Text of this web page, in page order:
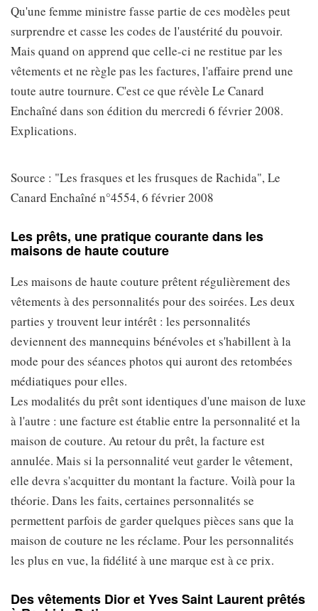
Qu'une femme ministre fasse partie de ces modèles peut
surprendre et casse les codes de l'austérité du pouvoir.
Mais quand on apprend que celle-ci ne restitue par les
vêtements et ne règle pas les factures, l'affaire prend une
toute autre tournure. C'est ce que révèle Le Canard
Enchaîné dans son édition du mercredi 6 février 2008.
Explications.
Source : "Les frasques et les frusques de Rachida", Le
Canard Enchaîné n°4554, 6 février 2008
Les prêts, une pratique courante dans les
maisons de haute couture
Les maisons de haute couture prêtent régulièrement des
vêtements à des personnalités pour des soirées. Les deux
parties y trouvent leur intérêt : les personnalités
deviennent des mannequins bénévoles et s'habillent à la
mode pour des séances photos qui auront des retombées
médiatiques pour elles.
Les modalités du prêt sont identiques d'une maison de luxe
à l'autre : une facture est établie entre la personnalité et la
maison de couture. Au retour du prêt, la facture est
annulée. Mais si la personnalité veut garder le vêtement,
elle devra s'acquitter du montant la facture. Voilà pour la
théorie. Dans les faits, certaines personnalités se
permettent parfois de garder quelques pièces sans que la
maison de couture ne les réclame. Pour les personnalités
les plus en vue, la fidélité à une marque est à ce prix.
Des vêtements Dior et Yves Saint Laurent prêtés